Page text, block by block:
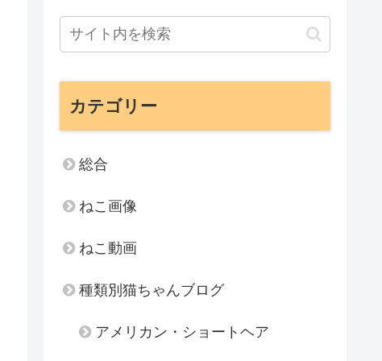
カテゴリー
総合
ねこ画像
ねこ動画
種類別猫ちゃんブログ
アメリカン・ショートヘア